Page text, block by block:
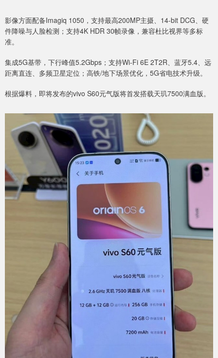
影像方面配备Imagiq 1050，支持最高200MP主摄、14-bit DCG、硬
件降噪与人脸检测；支持4K HDR 30帧录像，兼容杜比视界等多标
准。
集成5G基带，下行峰值5.2Gbps；支持Wi-Fi 6E 2T2R、蓝牙5.4、远
距离直连、多频卫星定位；高铁/地下场景优化，5G省电技术升级。
根据爆料，即将发布的vivo S60元气版将首发搭载天玑7500满血版。